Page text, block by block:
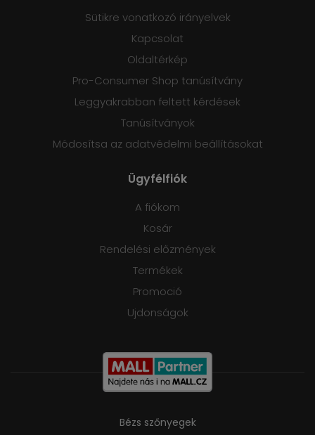
Sütikre vonatkozó irányelvek
Kapcsolat
Oldaltérkép
Pro-Consumer Shop tanúsítvány
Leggyakrabban feltett kérdések
Tanúsítványok
Módosítsa az adatvédelmi beállításokat
Ügyfélfiók
A fiókom
Kosár
Rendelési előzmények
Termékek
Promoció
Ujdonságok
Bézs szőnyegek